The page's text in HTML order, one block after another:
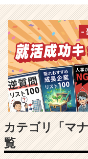
ベ
ン
チ
ャ
ー
成
長
企
業
か
ら
ス
ウ
カテゴリ「マ
覧